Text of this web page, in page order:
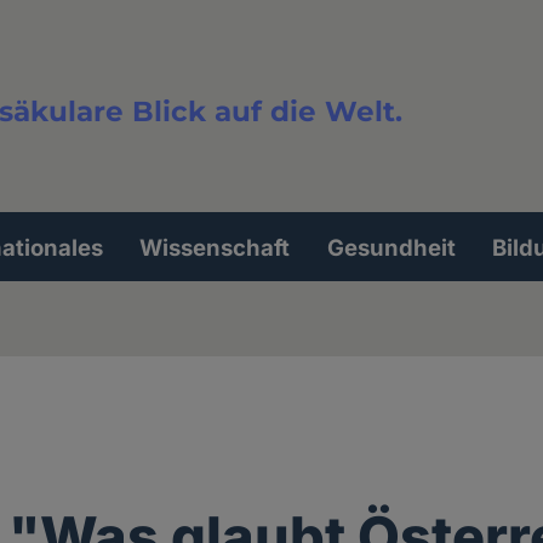
Blick auf die Welt.
Wissenschaft Gesundheit